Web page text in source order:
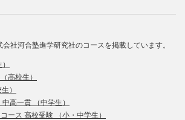
社河合塾進学研究社のコースを掲載しています。
高校生）
）
高一貫 （中学生）
ース 高校受験 （小・中学生）